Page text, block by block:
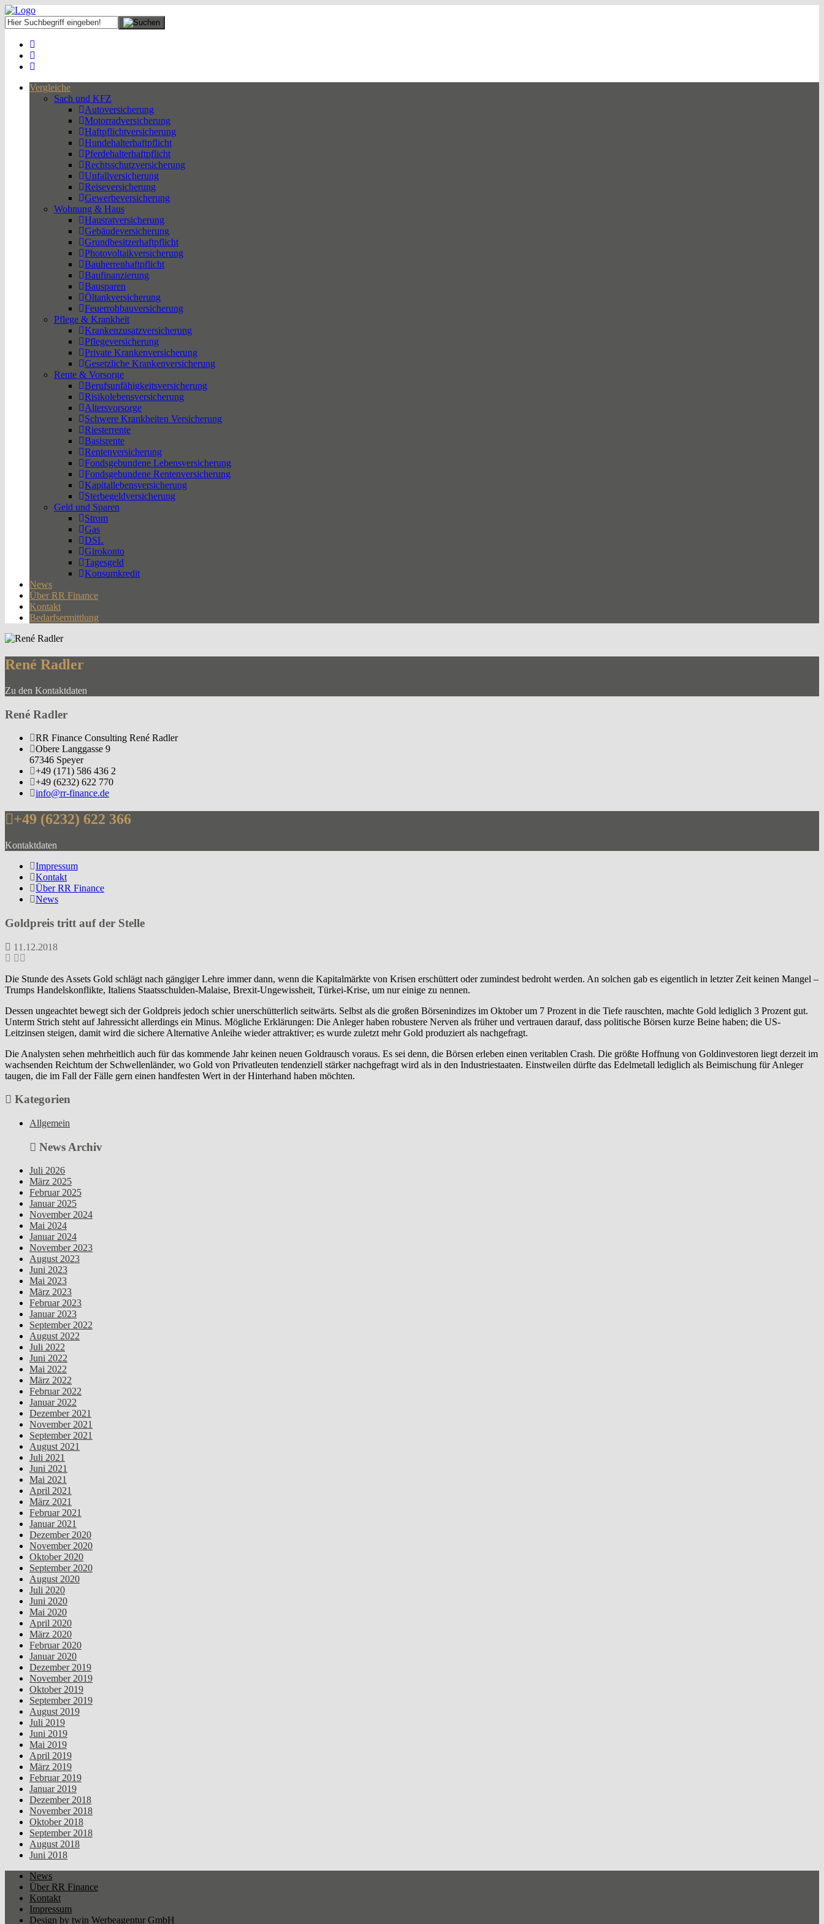
Vergleiche
Sach und KFZ
Autoversicherung
Motorradversicherung
Haftpflichtversicherung
Hundehalterhaftpflicht
Pferdehalterhaftpflicht
Rechtsschutzversicherung
Unfallversicherung
Reiseversicherung
Gewerbeversicherung
Wohnung & Haus
Hausratversicherung
Gebäudeversicherung
Grundbesitzerhaftpflicht
Photovoltaikversicherung
Bauherrenhaftpflicht
Baufinanzierung
Bausparen
Öltankversicherung
Feuerrohbauversicherung
Pflege & Krankheit
Krankenzusatzversicherung
Pflegeversicherung
Private Krankenversicherung
Gesetzliche Krankenversicherung
Rente & Vorsorge
Berufs­unfähigkeitsversicherung
Risikolebensversicherung
Altersvorsorge
Schwere Krankheiten Versicherung
Riesterrente
Basisrente
Rentenversicherung
Fondsgebundene Lebensversicherung
Fondsgebundene Rentenversicherung
Kapitallebensversicherung
Sterbegeldversicherung
Geld und Sparen
Strom
Gas
DSL
Girokonto
Tagesgeld
Konsumkredit
News
Über RR Finance
Kontakt
Bedarfsermittlung
René Radler
Zu den Kontaktdaten
René Radler
RR Finance Consulting René Radler
Obere Langgasse 9
67346 Speyer
+49 (171) 586 436 2
+49 (6232) 622 770
info@rr-finance.de
+49 (6232) 622 366
Kontaktdaten
Impressum
Kontakt
Über RR Finance
News
Goldpreis tritt auf der Stelle
11.12.2018
Die Stunde des Assets Gold schlägt nach gängiger Lehre immer dann, wenn die Kapitalmärkte von Krisen erschüttert oder zumindest bedroht werden. An solchen gab es eigentlich in letzter Zeit keinen Mangel –
Trumps Handelskonflikte, Italiens Staatsschulden-Malaise, Brexit-Ungewissheit, Türkei-Krise, um nur einige zu nennen.
Dessen ungeachtet bewegt sich der Goldpreis jedoch schier unerschütterlich seitwärts. Selbst als die großen Börsenindizes im Oktober um 7 Prozent in die Tiefe rauschten, machte Gold lediglich 3 Prozent gut.
Unterm Strich steht auf Jahressicht allerdings ein Minus. Mögliche Erklärungen: Die Anleger haben robustere Nerven als früher und vertrauen darauf, dass politische Börsen kurze Beine haben; die US-
Leitzinsen steigen, damit wird die sichere Alternative Anleihe wieder attraktiver; es wurde zuletzt mehr Gold produziert als nachgefragt.
Die Analysten sehen mehrheitlich auch für das kommende Jahr keinen neuen Goldrausch voraus. Es sei denn, die Börsen erleben einen veritablen Crash. Die größte Hoffnung von Goldinvestoren liegt derzeit im
wachsenden Reichtum der Schwellenländer, wo Gold von Privatleuten tendenziell stärker nachgefragt wird als in den Industriestaaten. Einstweilen dürfte das Edelmetall lediglich als Beimischung für Anleger
taugen, die im Fall der Fälle gern einen handfesten Wert in der Hinterhand haben möchten.
Kategorien
Allgemein
News Archiv
Juli 2026
März 2025
Februar 2025
Januar 2025
November 2024
Mai 2024
Januar 2024
November 2023
August 2023
Juni 2023
Mai 2023
März 2023
Februar 2023
Januar 2023
September 2022
August 2022
Juli 2022
Juni 2022
Mai 2022
März 2022
Februar 2022
Januar 2022
Dezember 2021
November 2021
September 2021
August 2021
Juli 2021
Juni 2021
Mai 2021
April 2021
März 2021
Februar 2021
Januar 2021
Dezember 2020
November 2020
Oktober 2020
September 2020
August 2020
Juli 2020
Juni 2020
Mai 2020
April 2020
März 2020
Februar 2020
Januar 2020
Dezember 2019
November 2019
Oktober 2019
September 2019
August 2019
Juli 2019
Juni 2019
Mai 2019
April 2019
März 2019
Februar 2019
Januar 2019
Dezember 2018
November 2018
Oktober 2018
September 2018
August 2018
Juni 2018
News
Über RR Finance
Kontakt
Impressum
Design by twin Werbeagentur GmbH